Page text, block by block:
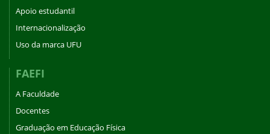
Apoio estudantil
Internacionalização
Uso da marca UFU
FAEFI
A Faculdade
Docentes
Graduação em Educação Física